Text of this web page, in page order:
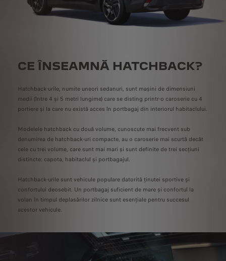
CE ÎNSEAMNĂ HATCHBACK?
Hatchback-urile, numite uneori sedanuri, sunt mașini de dimensiuni
medii (între 4 și 5 metri lungime) care se disting printr-o caroserie cu 4
portiere și la care nu există acces în portbagaj din interiorul habitaclului.
Modelele hatchback cu două volume, cunoscute mai frecvent sub
denumirea de hatchback-uri compacte, au o caroserie mai scurtă decât
cele cu trei volume, care sunt mai mari și sunt definite de trei secțiuni
distincte: capota, habitaclul și portbagajul.
Hatchback-urile sunt vehicule populare datorită ținutei sportive și
confortului deosebit. Un portbagaj suficient de mare și confortul la
volan în timpul deplasărilor zilnice sunt esențiale pentru succesul
acestor vehicule.